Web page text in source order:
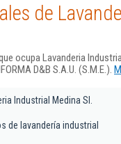
de
ocupa Lavanderia
D&B S.A.U. (S.M.E.).
Industrial Medina Sl.
de lavandería industrial